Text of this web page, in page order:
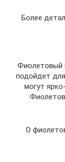
Более
Фиолетовый
подойдет для
могут
О